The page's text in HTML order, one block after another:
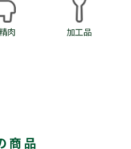
肉 加工品
商品